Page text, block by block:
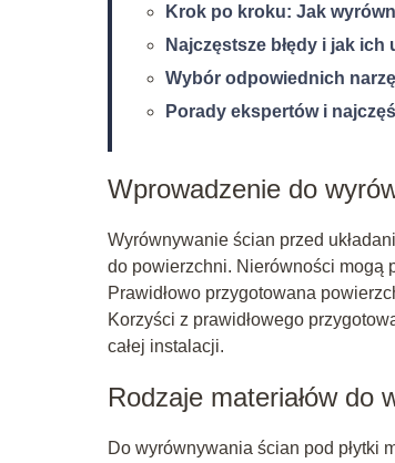
Krok po kroku: Jak
Najczęstsze błędy i jak ich
Wybór odpowiednich
Porady ekspertów i
Wprowadzenie do
Wyrównywanie ścian przed
do powierzchni. Nierówności mogą
Prawidłowo przygotowana
Korzyści z prawidłowego
całej instalacji.
Rodzaje materiałów do
Do wyrównywania ścian pod płytki